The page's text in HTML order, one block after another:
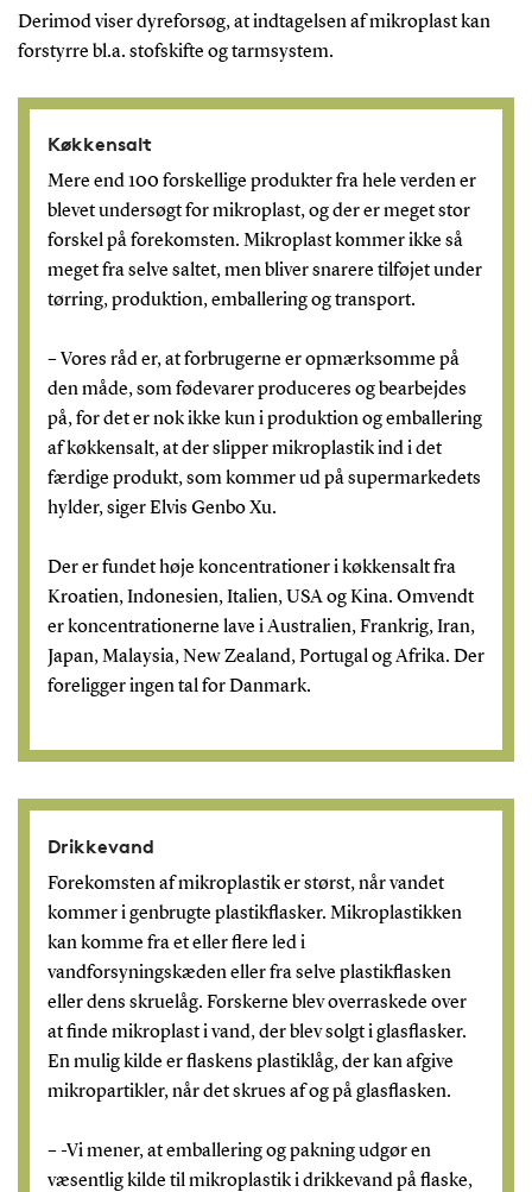
Derimod viser dyreforsøg, at indtagelsen af mikroplast kan
forstyrre bl.a. stofskifte og tarmsystem.
Køkkensalt
Mere end 100 forskellige produkter fra hele verden er
blevet undersøgt for mikroplast, og der er meget stor
forskel på forekomsten. Mikroplast kommer ikke så
meget fra selve saltet, men bliver snarere tilføjet under
tørring, produktion, emballering og transport.
– Vores råd er, at forbrugerne er opmærksomme på
den måde, som fødevarer produceres og bearbejdes
på, for det er nok ikke kun i produktion og emballering
af køkkensalt, at der slipper mikroplastik ind i det
færdige produkt, som kommer ud på supermarkedets
hylder, siger Elvis Genbo Xu.
Der er fundet høje koncentrationer i køkkensalt fra
Kroatien, Indonesien, Italien, USA og Kina. Omvendt
er koncentrationerne lave i Australien, Frankrig, Iran,
Japan, Malaysia, New Zealand, Portugal og Afrika. Der
foreligger ingen tal for Danmark.
Drikkevand
Forekomsten af mikroplastik er størst, når vandet
kommer i genbrugte plastikflasker. Mikroplastikken
kan komme fra et eller flere led i
vandforsyningskæden eller fra selve plastikflasken
eller dens skruelåg. Forskerne blev overraskede over
at finde mikroplast i vand, der blev solgt i glasflasker.
En mulig kilde er flaskens plastiklåg, der kan afgive
mikropartikler, når det skrues af og på glasflasken.
– -Vi mener, at emballering og pakning udgør en
væsentlig kilde til mikroplastik i drikkevand på flaske,